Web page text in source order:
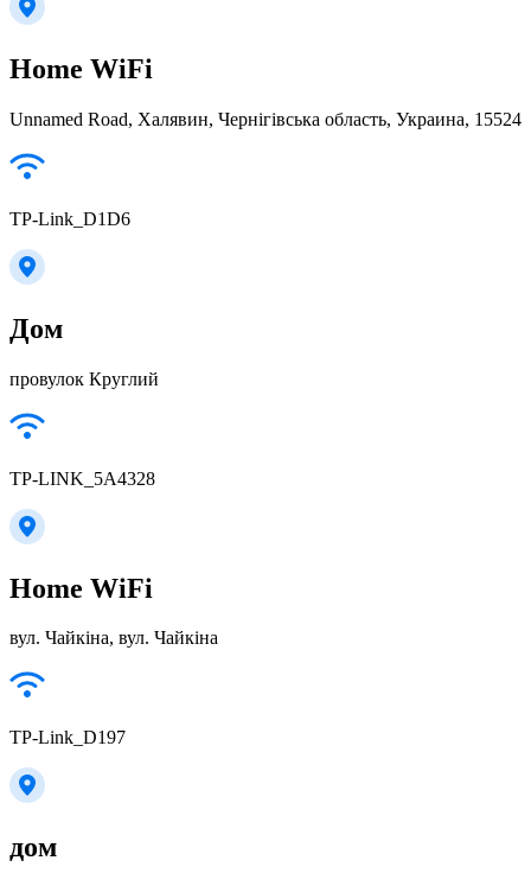
Home WiFi
Unnamed Road, Халявин, Чернігівська область, Украина, 15524
TP-Link_D1D6
Дом
провулок Круглий
TP-LINK_5A4328
Home WiFi
вул. Чайкіна, вул. Чайкіна
TP-Link_D197
дом